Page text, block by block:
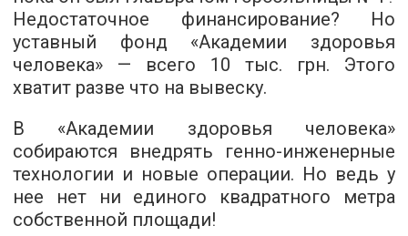
Недостаточное финансирование? Но
уставный фонд «Академии здоровья
человека» — всего 10 тыс. грн. Этого
хватит разве что на вывеску.
В «Академии здоровья человека»
собираются внедрять генно-инженерные
технологии и новые операции. Но ведь у
нее нет ни единого квадратного метра
собственной площади!